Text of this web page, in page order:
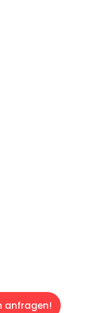
anfragen!